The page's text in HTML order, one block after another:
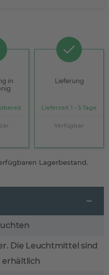
in
Lieferung
Lieferzeit 1 - 3 Tage
Verfügbar
Lagerbestand.
Die Leuchtmittel sind
erhältlich